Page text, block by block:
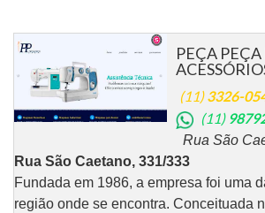
PEÇA
(11)3326-
(11)
Rua São
Rua São Caetano, 331/333
Fundada em 1986, a empresa foi uma
região onde se encontra. Conceituada